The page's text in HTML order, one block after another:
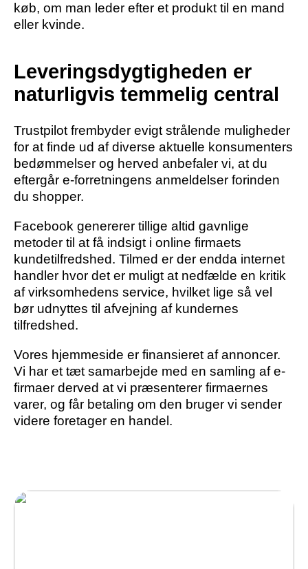
køb, om man leder efter et produkt til en mand
eller kvinde.
Leveringsdygtigheden er
naturligvis temmelig central
Trustpilot frembyder evigt strålende muligheder
for at finde ud af diverse aktuelle konsumenters
bedømmelser og herved anbefaler vi, at du
eftergår e-forretningens anmeldelser forinden
du shopper.
Facebook genererer tillige altid gavnlige
metoder til at få indsigt i online firmaets
kundetilfredshed. Tilmed er der endda internet
handler hvor det er muligt at nedfælde en kritik
af virksomhedens service, hvilket lige så vel
bør udnyttes til afvejning af kundernes
tilfredshed.
Vores hjemmeside er finansieret af annoncer.
Vi har et tæt samarbejde med en samling af e-
firmaer derved at vi præsenterer firmaernes
varer, og får betaling om den bruger vi sender
videre foretager en handel.